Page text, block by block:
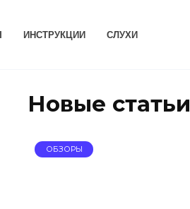
ИНСТРУКЦИИ СЛУХИ
Новые статьи
ОБЗОРЫ